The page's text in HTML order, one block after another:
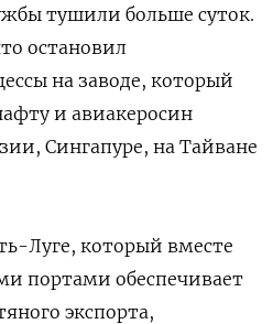
тушили больше суток.
остановил
на заводе, который
и авиакеросин
Сингапуре, на Тайване
Луге, который вместе
портами обеспечивает
экспорта,